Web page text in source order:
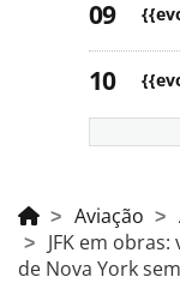
Aviação
JFK em
de Nova York